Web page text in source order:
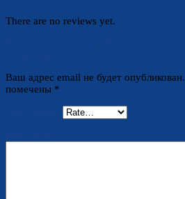
There are no reviews yet.
Ваш адрес email не будет опубликован.
помечены *